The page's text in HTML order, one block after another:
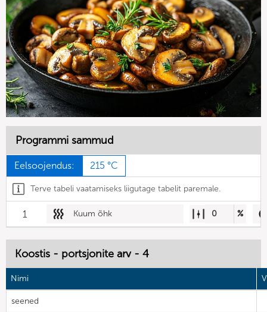
Programmi sammud
Eelsoojendus: 215 °C
Terve tabeli vaatamiseks liigutage tabelit paremale.
1 Kuum õhk 0 %
Koostis - portsjonite arv - 4
Nimi
seened